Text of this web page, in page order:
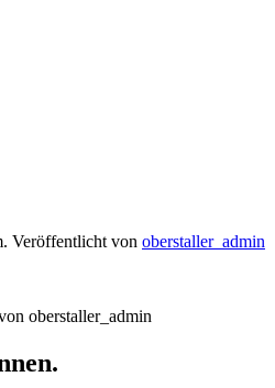
Veröffentlicht von oberstaller_admin
oberstaller_admin